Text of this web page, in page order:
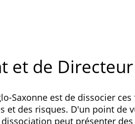
et de
Saxonne est de dissocier
et des risques. D'un point
peut présenter des